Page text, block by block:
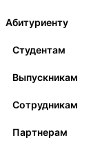
Абитуриенту
Студентам
Выпускникам
Сотрудникам
Партнерам